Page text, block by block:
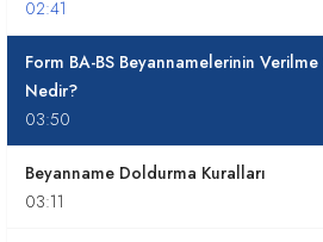
02:41
Form BA-BS Beyannamelerinin Verilme
Nedir?
03:50
Beyanname Doldurma Kuralları
03:11